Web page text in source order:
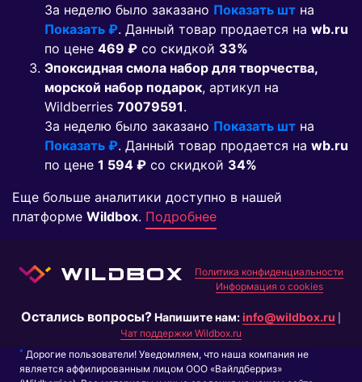
За неделю было заказано Показать шт на
Показать ₽. Данный товар продается на wb.ru
по цене 469 ₽ co скидкой 33%
Эпоксидная смола набор для творчества,
морской набор подарок, артикул на
Wildberries 70079591.
За неделю было заказано Показать шт на
Показать ₽. Данный товар продается на wb.ru
по цене 1 594 ₽ co скидкой 34%
Еще больше аналитики доступно в нашей
платформе Wildbox. Подробнее
Политика конфиденциальности
Информация о cookies
Остались вопросы?Напишите нам:info@wildbox.ru
Чат поддержки Wildbox.ru
* Дорогие пользователи! Уведомляем, что наша компания не
является аффилированным лицом ООО «Вайлдберриз»